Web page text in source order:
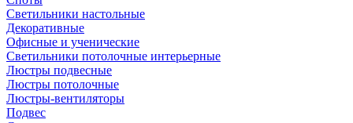
Светильники настольные
Декоративные
Офисные и ученические
Светильники потолочные интерьерные
Люстры подвесные
Люстры потолочные
Люстры-вентиляторы
Подвес